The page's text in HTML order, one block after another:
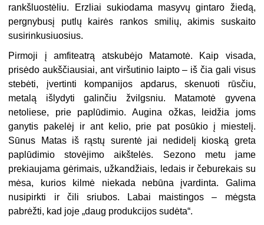
rankšluostėliu. Erzliai sukiodama masyvų gintaro žiedą,
pergnybusį putlų kairės rankos smilių, akimis suskaito
susirinkusiuosius.
Pirmoji į amfiteatrą atskubėjo Matamotė. Kaip visada,
prisėdo aukščiausiai, ant viršutinio laipto – iš čia gali visus
stebėti, įvertinti kompanijos apdarus, skenuoti rūsčiu,
metalą išlydyti galinčiu žvilgsniu. Matamotė gyvena
netoliese, prie paplūdimio. Augina ožkas, leidžia joms
ganytis pakelėj ir ant kelio, prie pat posūkio į miestelį.
Sūnus Matas iš rąstų surentė jai nedidelį kioską greta
paplūdimio stovėjimo aikštelės. Sezono metu jame
prekiaujama gėrimais, užkandžiais, ledais ir čeburekais su
mėsa, kurios kilmė niekada nebūna įvardinta. Galima
nusipirkti ir čili sriubos. Labai maistingos – mėgsta
pabrėžti, kad joje „daug produkcijos sudėta“.